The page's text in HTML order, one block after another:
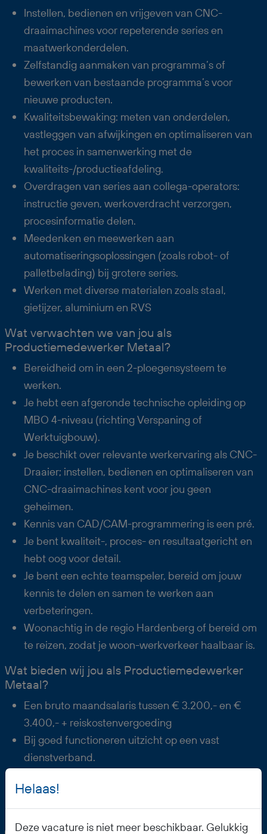
Instellen, bedienen en vrijgeven van CNC-
draaimachines voor repeterende series en
maatwerkonderdelen.
Zelfstandig aanmaken van programma’s of
bewerken van bestaande programma’s voor
nieuwe producten.
Kwaliteitsbewaking: meten van onderdelen,
vastleggen van afwijkingen en optimaliseren van
het proces in samenwerking met de
kwaliteits-/productieafdeling.
Overdragen van series aan collega-operators:
instructie geven, werkoverdracht verzorgen,
procesinformatie delen.
Meedenken en meewerken aan
automatiseringsoplossingen (zoals robot- of
palletbelading) bij grotere series.
Werken met diverse materialen zoals staal,
gietijzer, aluminium en RVS
Wat verwachten we van jou als
Productiemedewerker Metaal?
Bereidheid om in een 2-ploegensysteem te
werken.
Je hebt een afgeronde technische opleiding op
MBO 4-niveau (richting Verspaning of
Werktuigbouw).
Je beschikt over relevante werkervaring als CNC-
Draaier; instellen, bedienen en optimaliseren van
CNC-draaimachines kent voor jou geen
geheimen.
Kennis van CAD/CAM-programmering is een pré.
Je bent kwaliteit-, proces- en resultaatgericht en
hebt oog voor detail.
Je bent een echte teamspeler, bereid om jouw
kennis te delen en samen te werken aan
verbeteringen.
Woonachtig in de regio Hardenberg of bereid om
te reizen, zodat je woon-werkverkeer haalbaar is.
Wat bieden wij jou als Productiemedewerker
Metaal?
Een bruto maandsalaris tussen € 3.200,- en €
3.400,- + reiskostenvergoeding
Bij goed functioneren uitzicht op een vast
dienstverband.
Een vrije vrijdagmiddag om je weekend vroeg te
beginnen.
Helaas!
Deze vacature is niet meer beschikbaar. Gelukkig